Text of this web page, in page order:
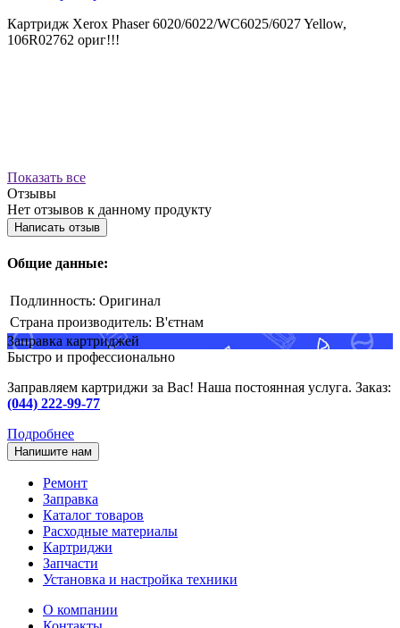
Картридж Xerox Phaser 6020/6022/WC6025/6027 Yellow,
106R02762 ориг!!!
Показать все
Отзывы
Нет отзывов к данному продукту
Написать отзыв
Общие данные:
Подлинность: Оригинал
Страна производитель: В'єтнам
Заправка картриджей
Быстро и профессионально
Заправляем картриджи за Вас! Наша постоянная услуга. Заказ:
(044) 222-99-77
Подробнее
Напишите нам
Ремонт
Заправка
Каталог товаров
Расходные материалы
Картриджи
Запчасти
Установка и настройка техники
О компании